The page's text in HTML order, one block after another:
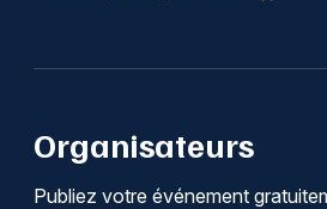
Organisateurs
Publiez votre événement